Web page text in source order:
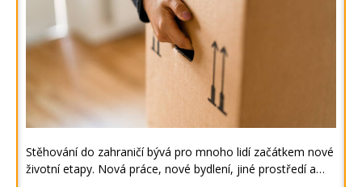
Stěhování do zahraničí bývá pro mnoho lidí začátkem nové
životní etapy. Nová práce, nové bydlení, jiné prostředí a…